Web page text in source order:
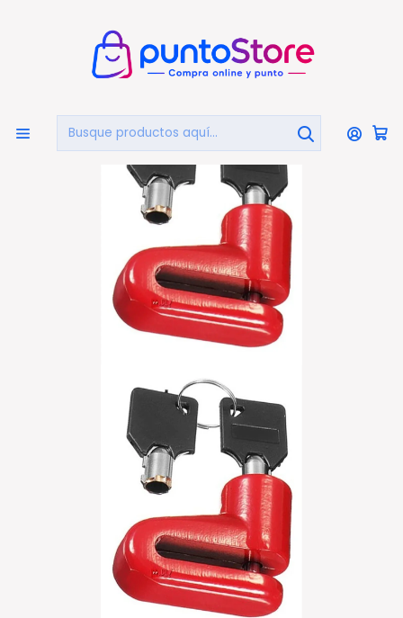
Inicio AUTOMOTRIZ Seguridad Vehicular
Candado Freno De Disco Moto O Bicicleta - Ps